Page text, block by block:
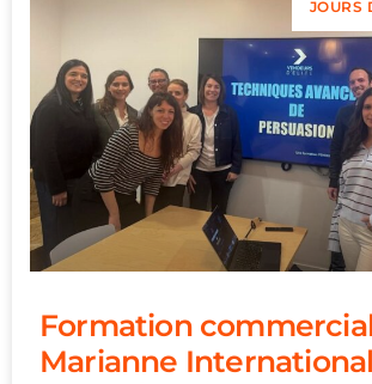
JOURS
Formation
Marianne